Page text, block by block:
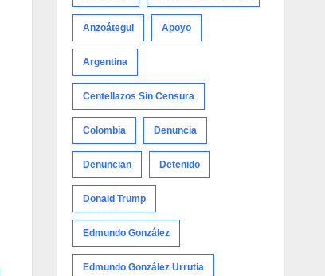
Anzoátegui Apoyo
Argentina
Centellazos Sin Censura
Colombia Denuncia
Denuncian Detenido
Donald Trump
Edmundo González
Edmundo González Urrutia